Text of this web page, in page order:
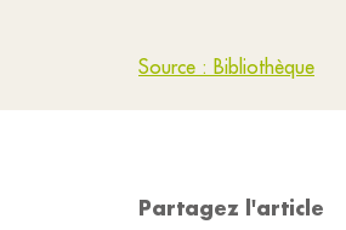
Source : Bibliothèque
Partagez l'article